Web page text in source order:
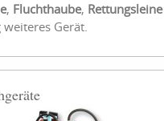
, Fluchthaube, Rettungsleine
Gerät.